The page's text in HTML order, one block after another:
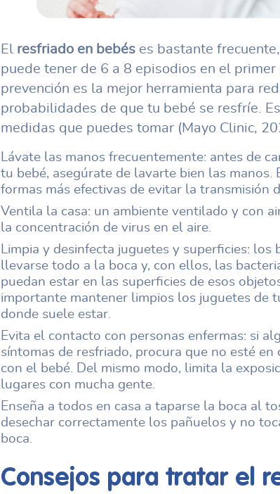
El resfriado en bebéses bastante
puede tener de 6 a 8 episodios en el primer
prevención es la mejor herramienta para
probabilidades de que tu bebé se resfríe.
medidas que puedes tomar (Mayo Clinic,
Lávate las manos frecuentemente: antes de
tu bebé, asegúrate de lavarte bien las manos.
formas más efectivas de evitar la transmisión
Ventila la casa: un ambiente ventilado y con
la concentración de virus en el aire.
Limpia y desinfecta juguetes y superficies: los
llevarse todo a la boca y, con ellos, las
puedan estar en las superficies de esos
importante mantener limpios los juguetes de
donde suele estar.
Evita el contacto con personas enfermas: si
síntomas de resfriado, procura que no esté en
con el bebé. Del mismo modo, limita la
lugares con mucha gente.
Enseña a todos en casa a taparse la boca al
desechar correctamente los pañuelos y no
boca.
Consejos para tratar el